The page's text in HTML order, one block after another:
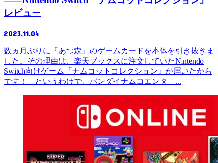
レビュー
2023.11.04
数ヵ月ぶりに『あつ森』のゲームカードを本体を引き抜きま
した。その理由は、楽天ブックスに注文していたNintendo
Switch向けゲーム『ナムコットコレクション』が届いたから
です！ というわけで、バンダイナムコエンター...